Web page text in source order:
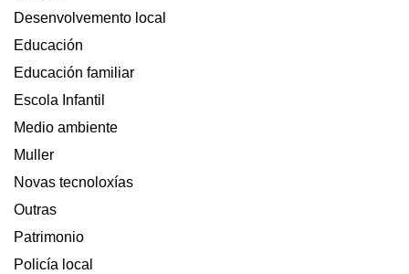
Desenvolvemento local
Educación
Educación familiar
Escola Infantil
Medio ambiente
Muller
Novas tecnoloxías
Outras
Patrimonio
Policía local